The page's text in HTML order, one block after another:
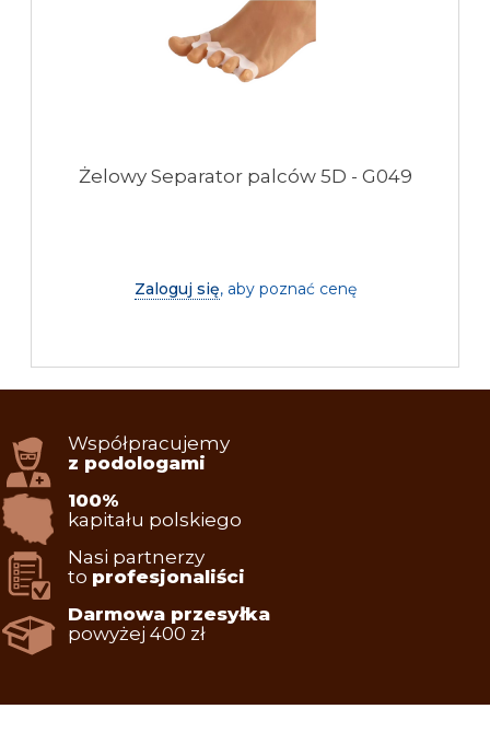
Żelowy Separator palców 5D - G049
Zaloguj się, aby poznać cenę
Współpracujemy
z podologami
100%
kapitału polskiego
Nasi partnerzy
to profesjonaliści
Darmowa przesyłka
powyżej 400 zł